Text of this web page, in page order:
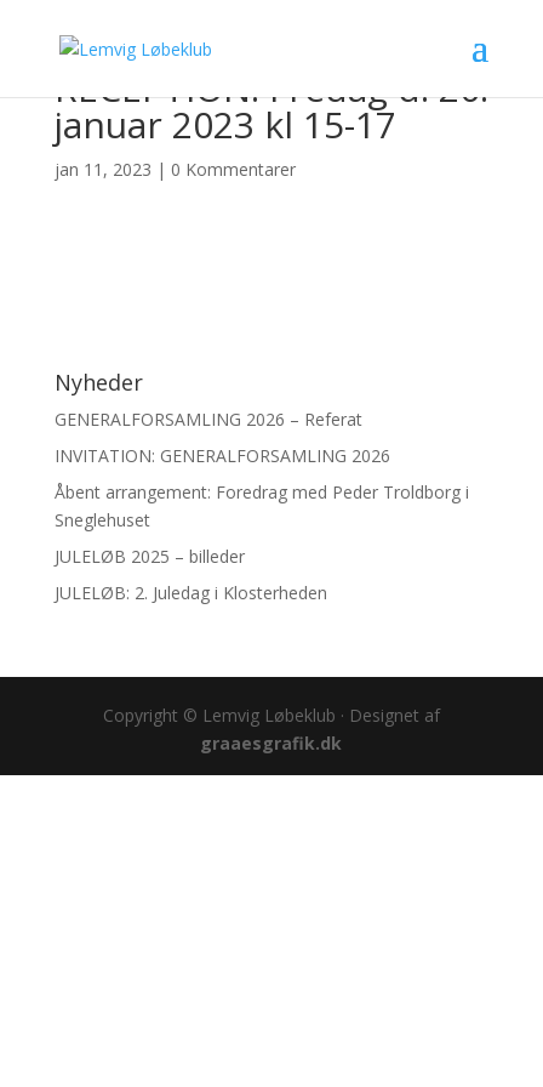
RECEPTION: Fredag d. 20.
januar 2023 kl 15-17
jan 11, 2023 | 0 Kommentarer
Nyheder
GENERALFORSAMLING 2026 – Referat
INVITATION: GENERALFORSAMLING 2026
Åbent arrangement: Foredrag med Peder Troldborg i
Sneglehuset
JULELØB 2025 – billeder
JULELØB: 2. Juledag i Klosterheden
Copyright © Lemvig Løbeklub · Designet af
graaesgrafik.dk